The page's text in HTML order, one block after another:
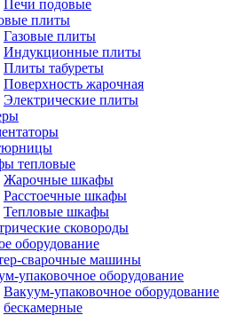
Печи подовые
плиты
Газовые плиты
Индукционные плиты
Плиты табуреты
Поверхность жарочная
Электрические плиты
тепловые
Жарочные шкафы
Расстоечные шкафы
Тепловые шкафы
сковороды
оборудование
сварочные машины
упаковочное оборудование
Вакуум-упаковочное оборудование
беcкамерные